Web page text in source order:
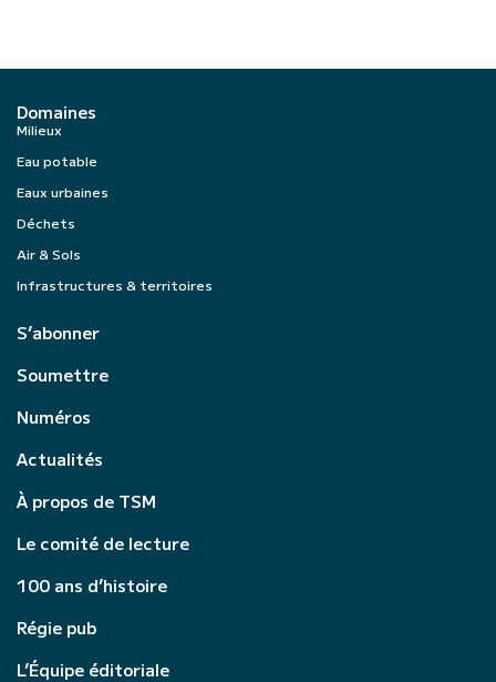
Domaines
Milieux
Eau potable
Eaux urbaines
Déchets
Air & Sols
Infrastructures & territoires
S’abonner
Soumettre
Numéros
Actualités
À propos de TSM
Le comité de lecture
100 ans d’histoire
Régie pub
L’Équipe éditoriale